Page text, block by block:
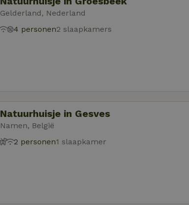
Gelderland, Nederland
4 personen2 slaapkamers
Natuurhuisje in Gesves
Namen, België
2 personen1 slaapkamer